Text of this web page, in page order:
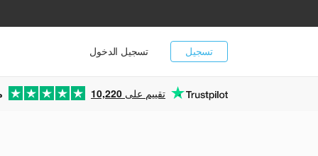
تسجيل تسجيل الدخول
10,220 تقييم على